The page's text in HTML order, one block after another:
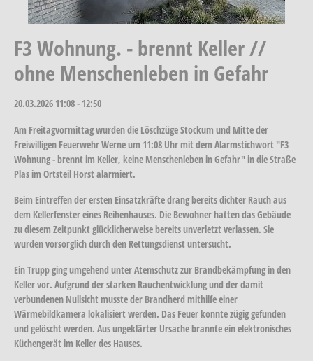
F3 Wohnung. - brennt Keller //
ohne Menschenleben in Gefahr
20.03.2026 11:08 - 12:50
Am Freitagvormittag wurden die Löschzüge Stockum und Mitte der
Freiwilligen Feuerwehr Werne um 11:08 Uhr mit dem Alarmstichwort "F3
Wohnung - brennt im Keller, keine Menschenleben in Gefahr" in die Straße
Plas im Ortsteil Horst alarmiert.
Beim Eintreffen der ersten Einsatzkräfte drang bereits dichter Rauch aus
dem Kellerfenster eines Reihenhauses. Die Bewohner hatten das Gebäude
zu diesem Zeitpunkt glücklicherweise bereits unverletzt verlassen. Sie
wurden vorsorglich durch den Rettungsdienst untersucht.
Ein Trupp ging umgehend unter Atemschutz zur Brandbekämpfung in den
Keller vor. Aufgrund der starken Rauchentwicklung und der damit
verbundenen Nullsicht musste der Brandherd mithilfe einer
Wärmebildkamera lokalisiert werden. Das Feuer konnte zügig gefunden
und gelöscht werden. Aus ungeklärter Ursache brannte ein elektronisches
Küchengerät im Keller des Hauses.